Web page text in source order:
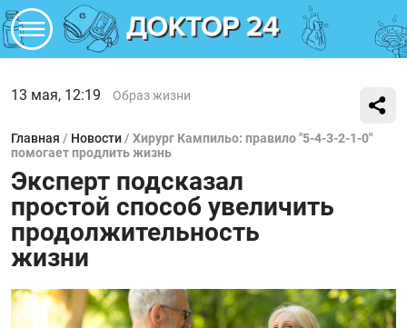
13 мая, 12:19 Образ жизни
Главная / Новости / Хирург Кампильо: правило "5-4-3-2-1-0"
помогает продлить жизнь
Эксперт подсказал
простой способ увеличить
продолжительность
жизни